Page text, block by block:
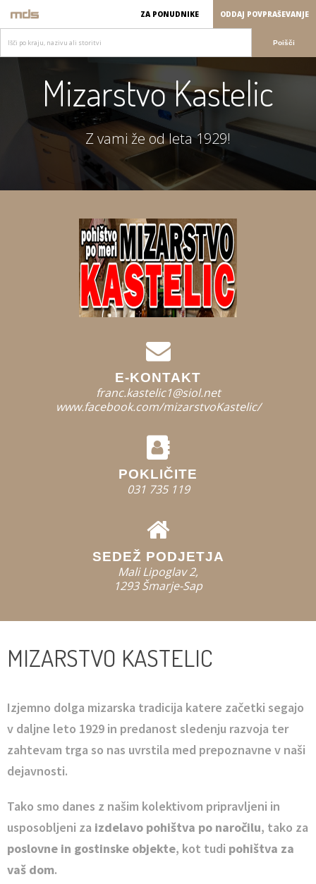
ZA PONUDNIKE ODDAJ POVPRAŠEVANJE
Poišči
Mizarstvo Kastelic
Z vami že od leta 1929!
E-KONTAKT
franc.kastelic1@siol.net
www.facebook.com/mizarstvoKastelic/
POKLIČITE
031 735 119
SEDEŽ PODJETJA
Mali Lipoglav 2,
1293 Šmarje-Sap
MIZARSTVO KASTELIC
Izjemno dolga mizarska tradicija katere začetki segajo
v daljne leto 1929 in predanost sledenju razvoja ter
zahtevam trga so nas uvrstila med prepoznavne v naši
dejavnosti.
Tako smo danes z našim kolektivom pripravljeni in
usposobljeni za izdelavo pohištva po naročilu, tako za
poslovne in gostinske objekte, kot tudi pohištva za
vaš dom.